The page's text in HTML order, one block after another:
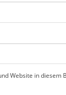
Website in diesem